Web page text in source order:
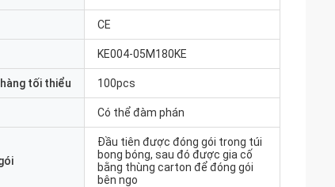
CE
KE004-05M180KE
tối thiểu 100pcs
Có thể đàm phán
Đầu tiên được đóng gói trong túi
bong bóng, sau đó được gia cố
bằng thùng carton để đóng gói
bên ngo